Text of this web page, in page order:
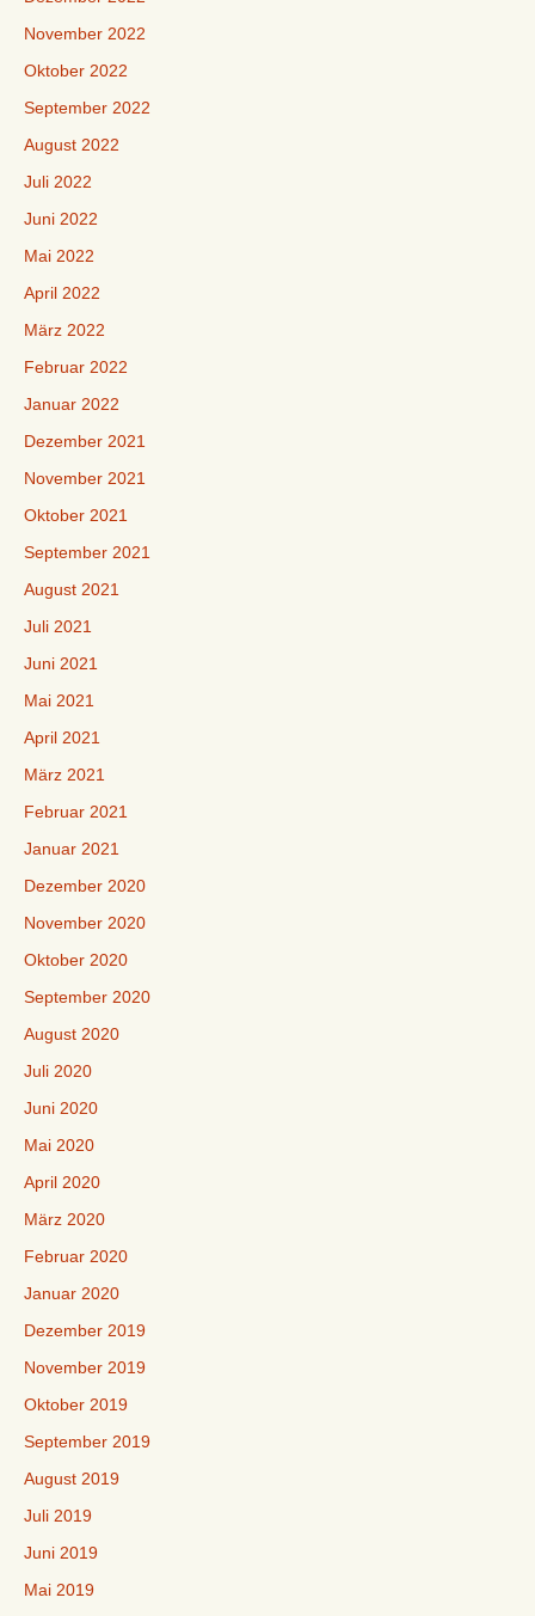
November 2022
Oktober 2022
September 2022
August 2022
Juli 2022
Juni 2022
Mai 2022
April 2022
März 2022
Februar 2022
Januar 2022
Dezember 2021
November 2021
Oktober 2021
September 2021
August 2021
Juli 2021
Juni 2021
Mai 2021
April 2021
März 2021
Februar 2021
Januar 2021
Dezember 2020
November 2020
Oktober 2020
September 2020
August 2020
Juli 2020
Juni 2020
Mai 2020
April 2020
März 2020
Februar 2020
Januar 2020
Dezember 2019
November 2019
Oktober 2019
September 2019
August 2019
Juli 2019
Juni 2019
Mai 2019